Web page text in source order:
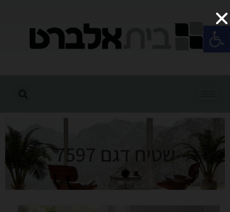
פתח סרגל נגישות
שטיח דגם 7597